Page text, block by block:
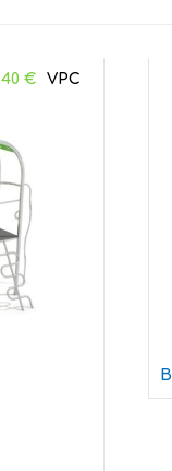
€